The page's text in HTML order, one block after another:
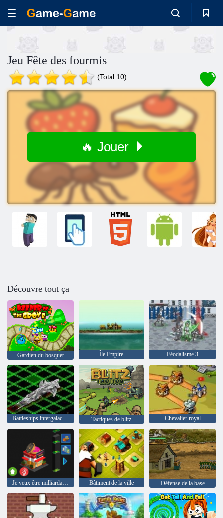
Jeu Fête des fourmis
(Total 10)
🔥 Jouer
Découvre tout ça
Gardien du bosquet Île Empire Féodalisme 3
Battleships intergalactiques Tactiques de blitz Chevalier royal
Je veux être milliardaire 2 Bâtiment de la ville Défense de la base